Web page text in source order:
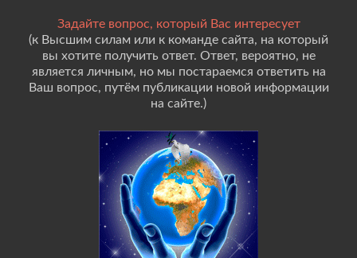
Задайте вопрос, который Вас интересует
(к Высшим силам или к команде сайта, на который
вы хотите получить ответ. Ответ, вероятно, не
является личным, но мы постараемся ответить на
Ваш вопрос, путём публикации новой информации
на сайте.)